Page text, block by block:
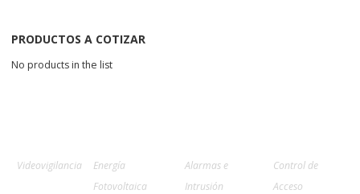
PRODUCTOS A COTIZAR
No products in the list
Videovigilancia
Energía
Fotovoltaica
Alarmas e
Intrusión
Control de
Acceso